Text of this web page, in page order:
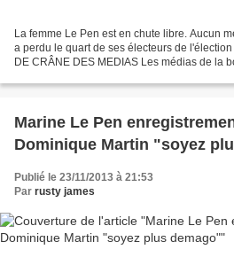
La femme Le Pen est en chute libre. Aucun
a perdu le quart de ses électeurs de
DE CRÂNE DES MEDIAS Les médias de la
Marine Le Pen
Dominique Martin "soyez
Publié le 23/11/2013 à 21:53
Par rusty james